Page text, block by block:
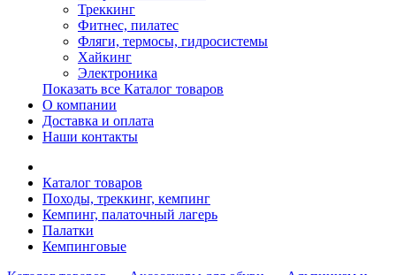
Треккинг
Фитнес, пилатес
Фляги, термосы, гидросистемы
Хайкинг
Электроника
Показать все Каталог товаров
О компании
Доставка и оплата
Наши контакты
Каталог товаров
Походы, треккинг, кемпинг
Кемпинг, палаточный лагерь
Палатки
Кемпинговые